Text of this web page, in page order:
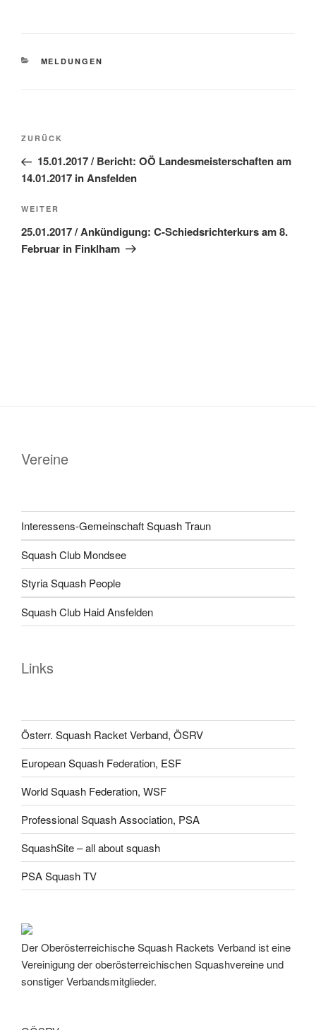
KATEGORIEN
MELDUNGEN
Beitragsnavigation
Vorheriger
Beitrag
ZURÜCK
15.01.2017 / Bericht: OÖ Landesmeisterschaften am
14.01.2017 in Ansfelden
Nächster
Beitrag
WEITER
25.01.2017 / Ankündigung: C-Schiedsrichterkurs am 8.
Februar in Finklham
Vereine
Interessens-Gemeinschaft Squash Traun
Squash Club Mondsee
Styria Squash People
Squash Club Haid Ansfelden
Links
Österr. Squash Racket Verband, ÖSRV
European Squash Federation, ESF
World Squash Federation, WSF
Professional Squash Association, PSA
SquashSite – all about squash
PSA Squash TV
Der Oberösterreichische Squash Rackets Verband ist eine
Vereinigung der oberösterreichischen Squashvereine und
sonstiger Verbandsmitglieder.